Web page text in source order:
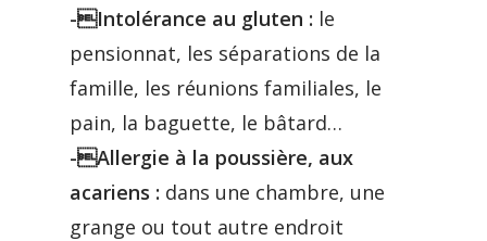
-Intolérance au gluten : le
pensionnat, les séparations de la
famille, les réunions familiales, le
pain, la baguette, le bâtard…
-Allergie à la poussière, aux
acariens : dans une chambre, une
grange ou tout autre endroit